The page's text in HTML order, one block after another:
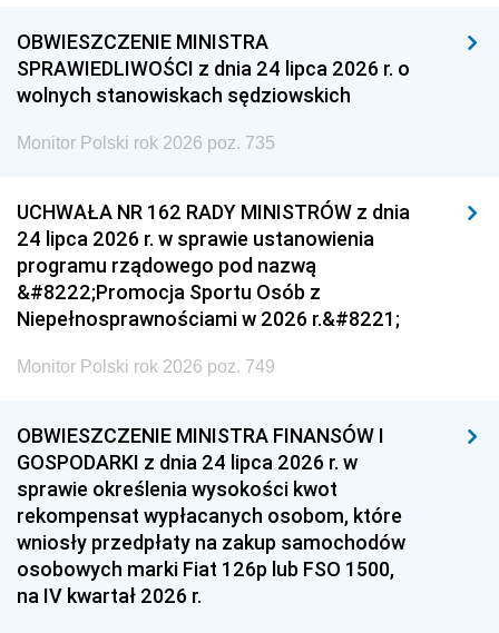
OBWIESZCZENIE MINISTRA
SPRAWIEDLIWOŚCI z dnia 24 lipca 2026 r. o
wolnych stanowiskach sędziowskich
Monitor Polski rok 2026 poz. 735
UCHWAŁA NR 162 RADY MINISTRÓW z dnia
24 lipca 2026 r. w sprawie ustanowienia
programu rządowego pod nazwą
&#8222;Promocja Sportu Osób z
Niepełnosprawnościami w 2026 r.&#8221;
Monitor Polski rok 2026 poz. 749
OBWIESZCZENIE MINISTRA FINANSÓW I
GOSPODARKI z dnia 24 lipca 2026 r. w
sprawie określenia wysokości kwot
rekompensat wypłacanych osobom, które
wniosły przedpłaty na zakup samochodów
osobowych marki Fiat 126p lub FSO 1500,
na IV kwartał 2026 r.